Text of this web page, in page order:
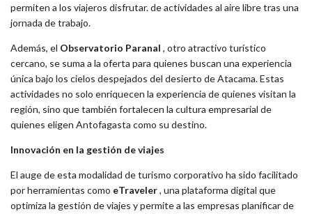
permiten a los viajeros disfrutar. de actividades al aire libre tras una
jornada de trabajo.
Además, el Observatorio Paranal , otro atractivo turístico
cercano, se suma a la oferta para quienes buscan una experiencia
única bajo los cielos despejados del desierto de Atacama. Estas
actividades no solo enriquecen la experiencia de quienes visitan la
región, sino que también fortalecen la cultura empresarial de
quienes eligen Antofagasta como su destino.
Innovación en la gestión de viajes
El auge de esta modalidad de turismo corporativo ha sido facilitado
por herramientas como eTraveler, una plataforma digital que
optimiza la gestión de viajes y permite a las empresas planificar de